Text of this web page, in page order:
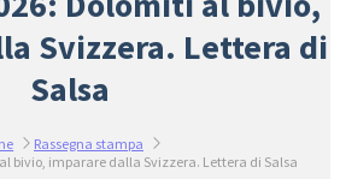
Svizzera. Lettera di
Salsa
Rassegna stampa
bivio, imparare dalla Svizzera. Lettera di Salsa